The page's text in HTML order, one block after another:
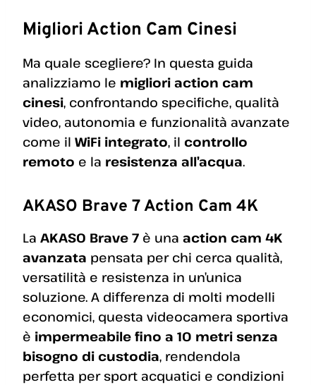
Migliori Action Cam Cinesi
Ma quale scegliere? In questa guida
analizziamo le migliori action cam
cinesi, confrontando specifiche, qualità
video, autonomia e funzionalità avanzate
come il WiFi integrato, il controllo
remoto e la resistenza all’acqua.
AKASO Brave 7 Action Cam 4K
La AKASO Brave 7 è una action cam 4K
avanzata pensata per chi cerca qualità,
versatilità e resistenza in un’unica
soluzione. A differenza di molti modelli
economici, questa videocamera sportiva
è impermeabile fino a 10 metri senza
bisogno di custodia, rendendola
perfetta per sport acquatici e condizioni